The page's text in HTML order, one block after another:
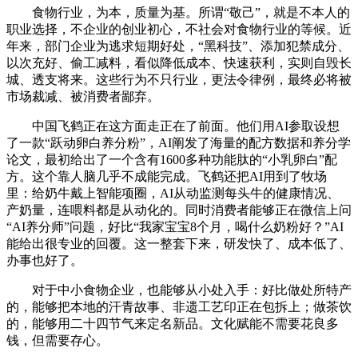
食物行业，为本，质量为基。所谓“敬己”，就是不本人的
职业选择，不企业的创业初心，不社会对食物行业的等候。近
年来，部门企业为逃求短期好处，“黑科技”、添加犯禁成分、
以次充好、偷工减料，看似降低成本、快速获利，实则自毁长
城、透支将来。这些行为不只行业，更法令律例，最终必将被
市场裁减、被消费者鄙弃。
中国飞鹤正在这方面走正在了前面。他们用AI参取设想
了一款“跃动卵白养分粉”，AI阐发了海量的配方数据和养分学
论文，最初给出了一个含有1600多种功能肽的“小乳卵白”配
方。这个靠人脑几乎不成能完成。飞鹤还把AI用到了牧场
里：给奶牛戴上智能项圈，AI从动监测每头牛的健康情况、
产奶量，连喂料都是从动化的。同时消费者能够正在微信上问
“AI养分师”问题，好比“我家宝宝8个月，喝什么奶粉好？”AI
能给出很专业的回覆。这一整套下来，研发快了、成本低了、
办事也好了。
对于中小食物企业，也能够从小处入手：好比做处所特产
的，能够把本地的汗青故事、非遗工艺印正在包拆上；做茶饮
的，能够用二十四节气来定名新品。文化赋能不需要花良多
钱，但需要存心。